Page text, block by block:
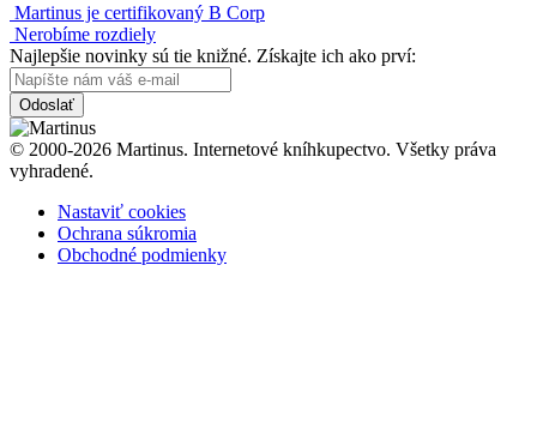
Martinus je certifikovaný B Corp
Nerobíme rozdiely
Najlepšie novinky sú tie knižné. Získajte ich ako prví:
Odoslať
© 2000-2026 Martinus. Internetové kníhkupectvo. Všetky práva
vyhradené.
Nastaviť cookies
Ochrana súkromia
Obchodné podmienky